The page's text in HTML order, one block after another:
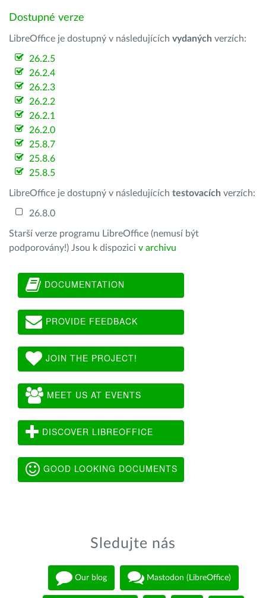
Dostupné verze
LibreOffice je dostupný v následujících vydaných verzích:
26.2.5
26.2.4
26.2.3
26.2.2
26.2.1
26.2.0
25.8.7
25.8.6
25.8.5
LibreOffice je dostupný v následujících testovacích verzích:
26.8.0
Starší verze programu LibreOffice (nemusí být
podporovány!) Jsou k dispozici v archivu
DOCUMENTATION
PROVIDE FEEDBACK
JOIN THE PROJECT!
MEET US AT EVENTS
DISCOVER LIBREOFFICE
GOOD LOOKING DOCUMENTS
Sledujte nás
Our blog Mastodon (LibreOffice)